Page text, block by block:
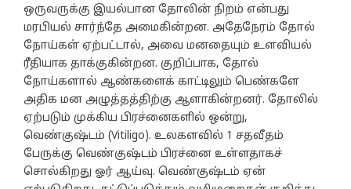
ஒருவருக்கு இயல்பான தோலின் நிறம் என்பது
மரபியல் சார்ந்தே அமைகின்றன. அதேநேரம் தோல்
நோய்கள் ஏற்பட்டால், அவை மனதையும் உளவியல்
ரீதியாக தாக்குகின்றன. குறிப்பாக, தோல்
நோய்களால் ஆண்களைக் காட்டிலும் பெண்களே
அதிக மன அழுத்தத்திற்கு ஆளாகின்றனர். தோலில்
ஏற்படும் முக்கிய பிரச்னைகளில் ஒன்று,
வெண்குஷ்டம் (Vitiligo). உலகளவில் 1 சதவீதம்
பேருக்கு வெண்குஷ்டம் பிரச்னை உள்ளதாகச்
சொல்கிறது ஓர் ஆய்வு. வெண்குஷ்டம் ஏன்